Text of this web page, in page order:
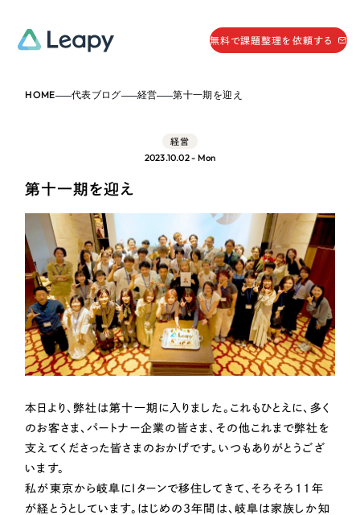
サービス
Service
サービス紹介
会社概要
採用情報
お役立ち情報
無料で課題整理を依頼
無料で課題整理を依頼する
058-215-0066
無料で課題整理を依頼する
資料請求する
Web Produce
リーピーが選ばれる理由
Webサイト制作
採用サイト制作
ECサイト制作
Company
会社情報
HOME 代表ブログ 経営 第十一期を迎え
経営
2023.10.02 - Mon
第十一期を迎え
本日より、弊社は第十一期に入りました。これもひとえに、多く
のお客さま、パートナー企業の皆さま、その他これまで弊社を
支えてくださった皆さまのおかげです。いつもありがとうござ
います。
私が東京から岐阜にIターンで移住してきて、そろそろ11年
が経とうとしています。はじめの3年間は、岐阜は家族しか知